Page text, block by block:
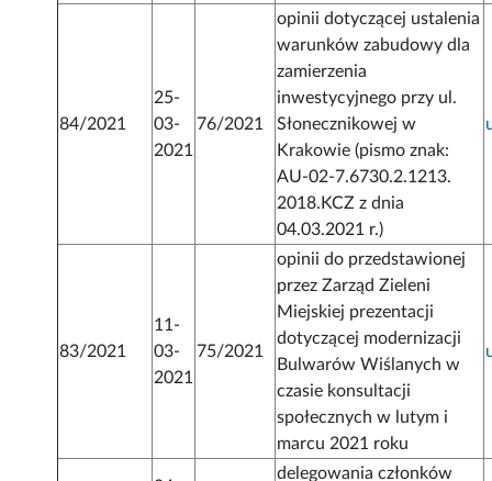
84/2021
25-
03-
2021
76/2021
opinii dotyczącej ustalenia
warunków zabudowy dla
zamierzenia
inwestycyjnego przy ul.
Słonecznikowej w
Krakowie (pismo znak:
AU-02-7.6730.2.1213.
2018.KCZ z dnia
04.03.2021 r.)
83/2021
11-
03-
2021
75/2021
opinii do przedstawionej
przez Zarząd Zieleni
Miejskiej prezentacji
dotyczącej modernizacji
Bulwarów Wiślanych w
czasie konsultacji
społecznych w lutym i
marcu 2021 roku
delegowania członków